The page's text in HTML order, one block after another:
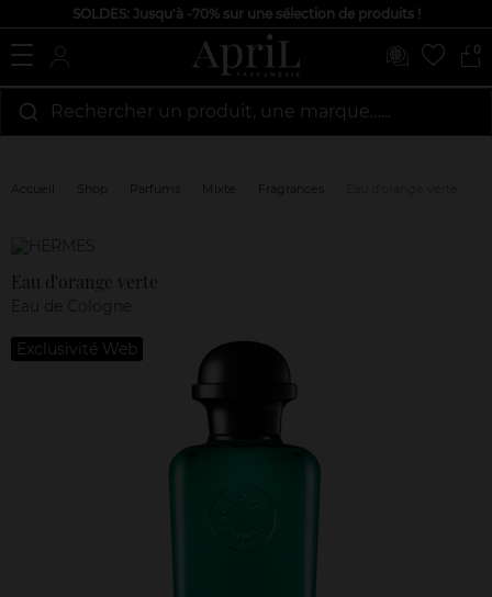
SOLDES: Jusqu'à -70% sur une sélection de produits !
0
Rechercher un produit, une marque…...
Accueil Shop Parfums Mixte Fragrances
Marque
Eau d'orange verte
Exclusivité Web